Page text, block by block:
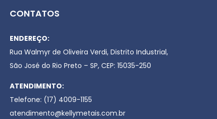
CONTATOS
ENDEREÇO:
Rua Walmyr de Oliveira Verdi, Distrito Industrial,
São José do Rio Preto – SP, CEP: 15035-250
ATENDIMENTO:
Telefone: (17) 4009-1155
atendimento@kellymetais.com.br